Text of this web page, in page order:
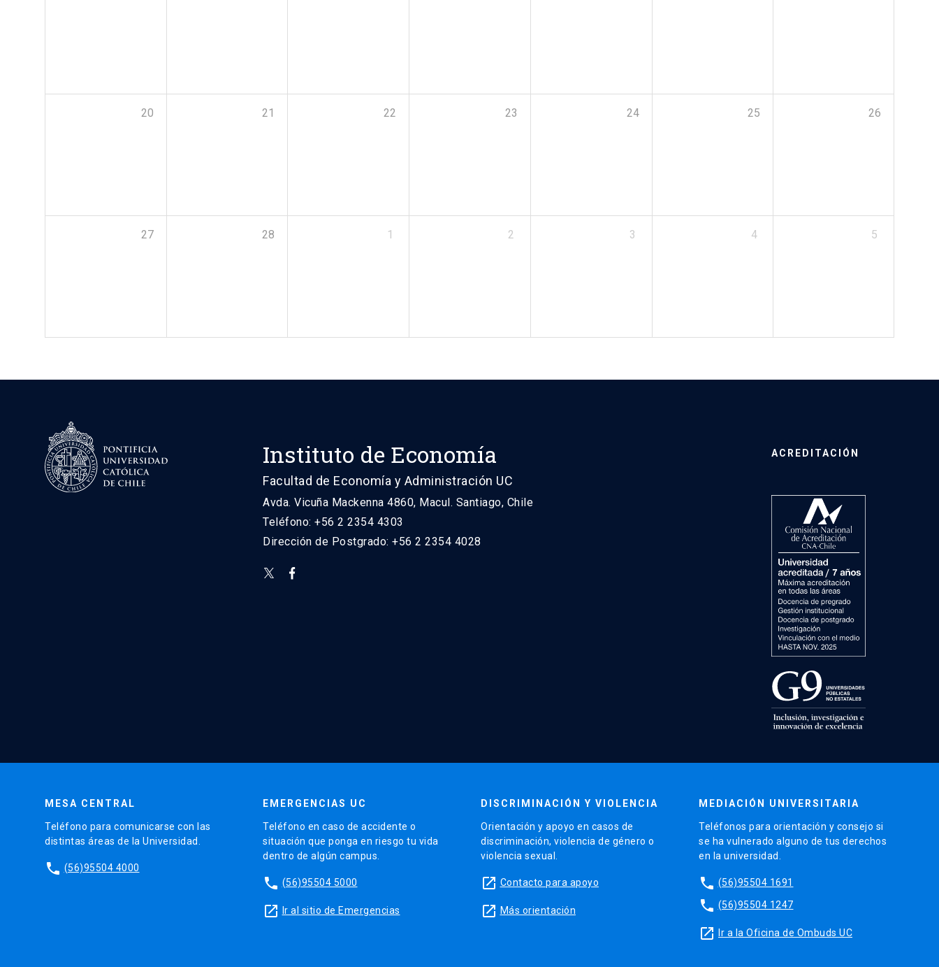
20 21 22 23 24 25 26
27 28 1 2 3 4 5
Instituto de Economía
Facultad de Economía y Administración UC
Avda. Vicuña Mackenna 4860, Macul. Santiago, Chile
Teléfono: +56 2 2354 4303
Dirección de Postgrado: +56 2 2354 4028
ACREDITACIÓN
MESA CENTRAL
Teléfono para comunicarse con las
distintas áreas de la Universidad.
phone (56)95504 4000
EMERGENCIAS UC
Teléfono en caso de accidente o
situación que ponga en riesgo tu vida
dentro de algún campus.
phone (56)95504 5000
launch Ir al sitio de Emergencias
DISCRIMINACIÓN Y VIOLENCIA
Orientación y apoyo en casos de
discriminación, violencia de género o
violencia sexual.
launch Contacto para apoyo
launch Más orientación
MEDIACIÓN UNIVERSITARIA
Teléfonos para orientación y consejo si
se ha vulnerado alguno de tus derechos
en la universidad.
phone (56)95504 1691
phone (56)95504 1247
launch Ir a la Oficina de Ombuds UC